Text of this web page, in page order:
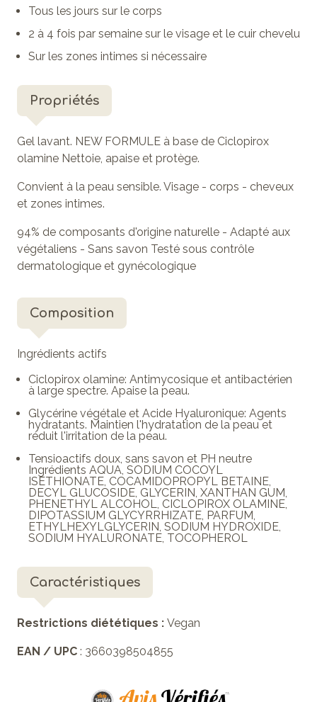
Tous les jours sur le corps
2 à 4 fois par semaine sur le visage et le cuir chevelu
Sur les zones intimes si nécessaire
Propriétés
Gel lavant. NEW FORMULE à base de Ciclopirox
olamine Nettoie, apaise et protège.
Convient à la peau sensible. Visage - corps - cheveux
et zones intimes.
94% de composants d'origine naturelle - Adapté aux
végétaliens - Sans savon Testé sous contrôle
dermatologique et gynécologique
Composition
Ingrédients actifs
Ciclopirox olamine: Antimycosique et antibactérien
à large spectre. Apaise la peau.
Glycérine végétale et Acide Hyaluronique: Agents
hydratants. Maintien l'hydratation de la peau et
réduit l'irritation de la peau.
Tensioactifs doux, sans savon et PH neutre
Ingrédients AQUA, SODIUM COCOYL
ISETHIONATE, COCAMIDOPROPYL BETAINE,
DECYL GLUCOSIDE, GLYCERIN, XANTHAN GUM,
PHENETHYL ALCOHOL, CICLOPIROX OLAMINE,
DIPOTASSIUM GLYCYRRHIZATE, PARFUM,
ETHYLHEXYLGLYCERIN, SODIUM HYDROXIDE,
SODIUM HYALURONATE, TOCOPHEROL
Caractéristiques
Restrictions diététiques : Vegan
EAN / UPC : 3660398504855